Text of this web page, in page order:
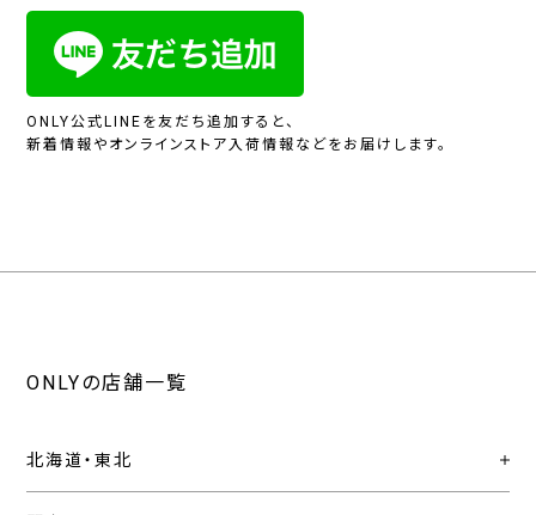
ONLY公式LINEを友だち追加すると、
新着情報やオンラインストア入荷情報などをお届けします。
ONLYの店舗一覧
北海道・東北